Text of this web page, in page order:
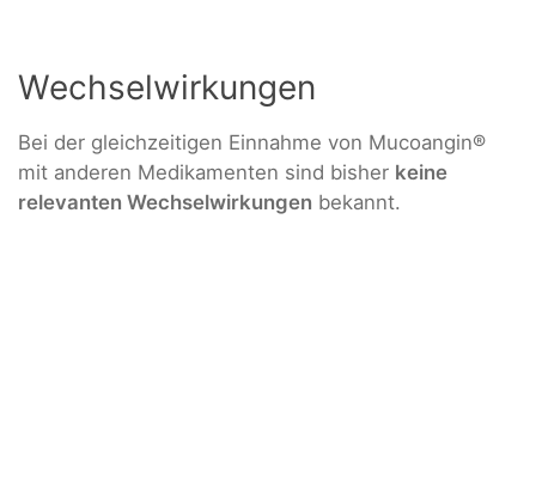
Wechselwirkungen
Bei der gleichzeitigen Einnahme von Mucoangin®
mit anderen Medikamenten sind bisher keine
relevanten Wechselwirkungen bekannt.